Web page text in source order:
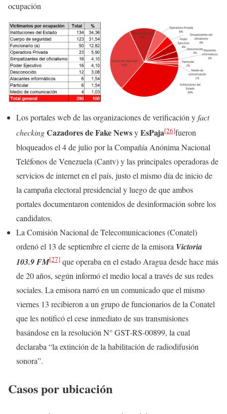
ocupación
Los portales web de las organizaciones de verificación yfact
checkingCazadores deFake NewsyEsPaja[26]fueron
bloqueados el 4 de julio por la Compañía Anónima Nacional
Teléfonos de Venezuela (Cantv) y las principales operadoras de
servicios de internet en el país, justo el mismo día de inicio de
la campaña electoral presidencial y luego de que ambos
portales documentaron contenidos de desinformación sobre los
candidatos.
La Comisión Nacional de Telecomunicaciones (Conatel)
ordenó el 13 de septiembre el cierre de la emisora Victoria
103.9 FM[27] que operaba en el estado Aragua desde hace más
de 20 años, según informó el medio local a través de sus redes
sociales. La emisora narró en un comunicado que el mismo
viernes 13 recibieron a un grupo de funcionarios de la Conatel
que les notificó el cese inmediato de sus transmisiones
basándose en la resolución N° GST-RS-00899, la cual
declaraba “la extinción de la habilitación de radiodifusión
sonora”.
Casos por ubicación